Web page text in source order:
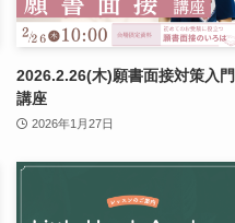
2026.2.26(木)願書面接対策入門
講座
2026年1月27日